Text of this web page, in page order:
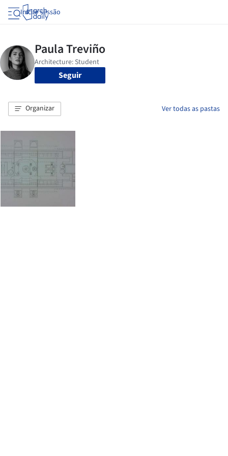
Iniciar sessão
Seguir
Organizar Ver todas as pastas